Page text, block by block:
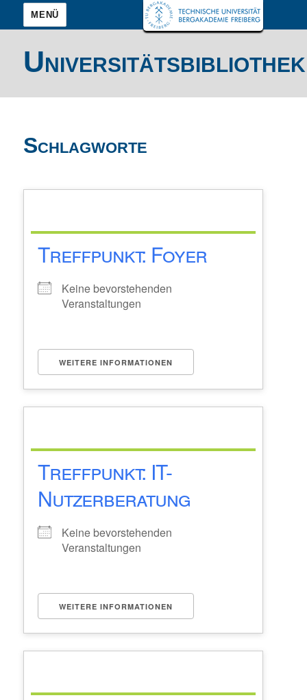
MENÜ
Universitätsbibliothek
Schlagworte
Treffpunkt: Foyer
Keine bevorstehenden
Veranstaltungen
WEITERE INFORMATIONEN
Treffpunkt: IT-
Nutzerberatung
Keine bevorstehenden
Veranstaltungen
WEITERE INFORMATIONEN